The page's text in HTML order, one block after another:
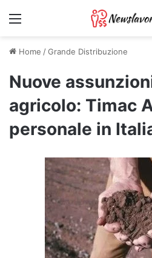
Menu
Home /Grande Distribuzione
Nuove
agricolo: Timac
personale in